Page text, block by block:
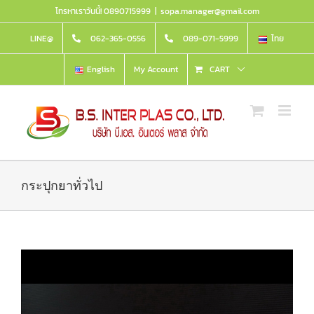
to
content
โทรหาเราวันนี้! 0890715999 | sopa.manager@gmail.com
LINE@ 062-365-0556 089-071-5999 ไทย
English My Account CART
กระปุกยาทั่วไป